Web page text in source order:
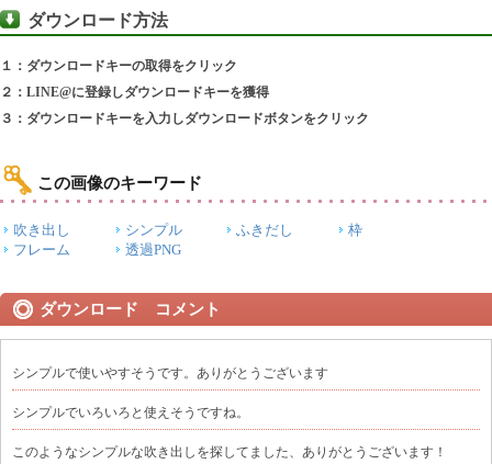
ダウンロード方法
１：ダウンロードキーの取得をクリック
２：LINE@に登録しダウンロードキーを獲得
３：ダウンロードキーを入力しダウンロードボタンをクリック
この画像のキーワード
吹き出し シンプル ふきだし
枠
フレーム
透過PNG
ダウンロード コメント
シンプルで使いやすそうです。ありがとうございます
シンプルでいろいろと使えそうですね。
このようなシンプルな吹き出しを探してました、ありがとうございます！